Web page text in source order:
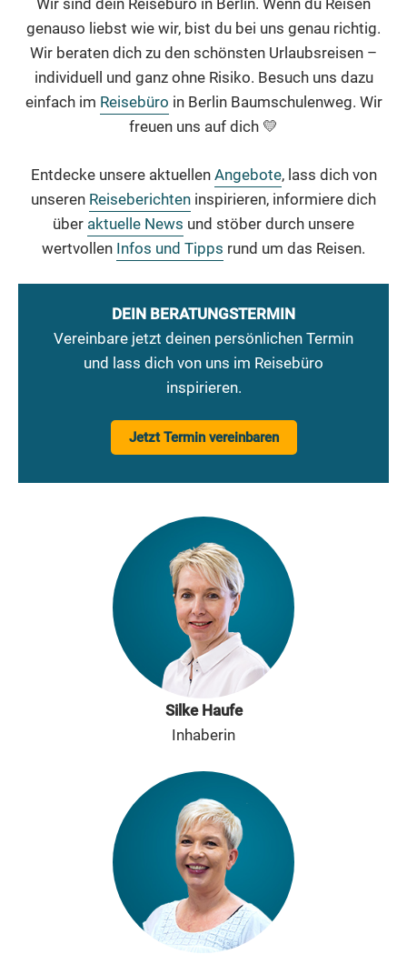
Wir sind dein Reisebüro in Berlin. Wenn du Reisen
genauso liebst wie wir, bist du bei uns genau richtig.
Wir beraten dich zu den schönsten Urlaubsreisen –
individuell und ganz ohne Risiko. Besuch uns dazu
einfach im Reisebüro in Berlin Baumschulenweg. Wir
freuen uns auf dich 💛
Entdecke unsere aktuellen Angebote, lass dich von
unseren Reiseberichten inspirieren, informiere dich
über aktuelle News und stöber durch unsere
wertvollen Infos und Tipps rund um das Reisen.
DEIN BERATUNGSTERMIN
Vereinbare jetzt deinen persönlichen Termin
und lass dich von uns im Reisebüro
inspirieren.
Jetzt Termin vereinbaren
Silke Haufe
Inhaberin